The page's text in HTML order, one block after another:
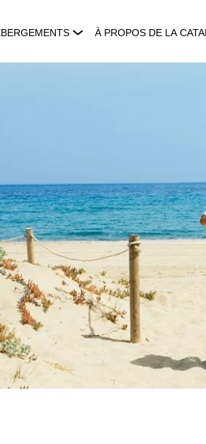
À PROPOS DE LA